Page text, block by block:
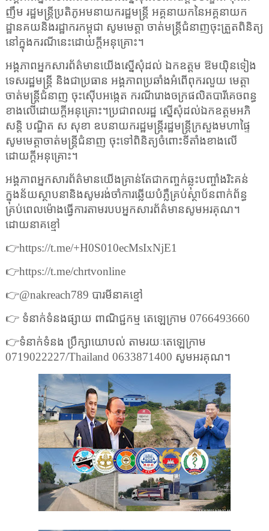
ញឹម រដ្ឋមន្ត្រីប្រតិភូអមនាយករដ្ឋមន្ត្រី អគ្គនាយកនៃអគ្គនាយក
ដ្ឋានគយនិងរដ្ឋាករកម្ពុជា សូមមេត្តា ចាត់មន្ត្រីជំនាញចុះត្រួតពិនិត្យ
នៅក្នុងករណីនេះដោយក្តីអនុគ្រោះ។
អង្គភាពអ្នកសារព័ត៌មានយើងស្នើសុំដល់ ឯកឧត្តម ឱមយ៉ិនទៀង
ទេសរដ្ឋមន្ដ្រី និងជាប្រធាន អង្គភាពប្រឆាំងអំពើពុករលួយ មេត្តា
ចាត់មន្ត្រីជំនាញ ចុះស៊ើបអង្កេត ករណីរោងចក្រផលិតបារីគេចពន្ធ
ខាងលើដោយក្តីអនុគ្រោះ។ប្រជាពលរដ្ឋ ស្នើសុំដល់ឯកឧត្តមអភិ
សន្តិ បណ្ឌិត ស សុខា ឧបនាយករដ្ឋមន្ត្រីរដ្ឋមន្ត្រីក្រសួងមហាផ្ទៃ
សូមមេត្តាចាត់មន្ត្រីជំនាញ ចុះទៅពិនិត្យចំពោះទីតាំងខាងលើ
ដោយក្តីអនុគ្រោះ។
អង្គភាពអ្នកសារព័ត៌មានយើងគ្រាន់តែជាកញ្ចក់ឆ្លុះបញ្ចាំងរិះគន់
ក្នុងន័យស្ថាបនានិងសូមរង់ចាំការឆ្លើយបំភ្លឺគ្រប់ស្ថាប័នពាក់ព័ន្ធ
គ្រប់ពេលម៉ោងធ្វើការតាមរបបអ្នកសារព័ត៌មានសូមអរគុណ។
ដោយនាគខ្មៅ
👉https://t.me/+H0S010ecMsIxNjE1
👉https://t.me/chrtvonline
👉@nakreach789 បារមីនាគខ្មៅ
👉 ទំនាក់ទំនងផ្សាយ ពាណិជ្ជកម្ម តេឡេក្រាម 0766493660
👉ទំនាក់ទំនង ប្រឹក្សាយោបល់ តាមរយៈតេឡេក្រាម
0719022227/Thailand 0633871400 សូមអរគុណ។